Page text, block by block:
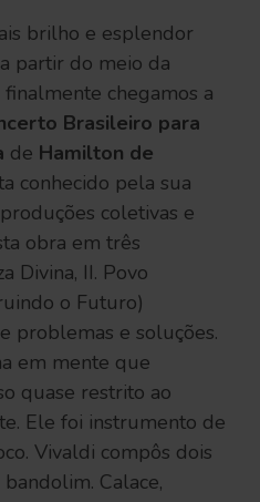
brilho e esplendor
partir do meio da
chegamos a
Brasileiro para
de Hamilton de
conhecido pela sua
coletivas e
obra em três
Divina, II. Povo
o Futuro)
problemas e soluções.
em mente que
quase restrito ao
Ele foi instrumento de
Vivaldi compôs dois
Calace,